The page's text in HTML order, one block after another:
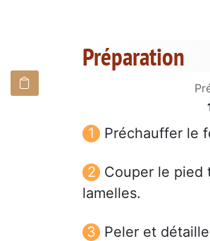
Préparation
Préchauffer le
Couper le pied
lamelles.
Peler et